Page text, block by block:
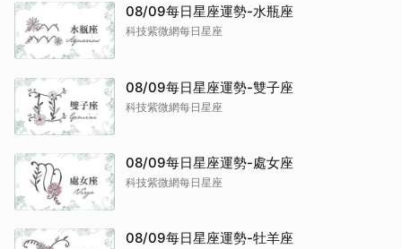
08/09每日星座運勢-水瓶座
科技紫微網每日星座
08/09每日星座運勢-雙子座
科技紫微網每日星座
08/09每日星座運勢-處女座
科技紫微網每日星座
08/09每日星座運勢-牡羊座